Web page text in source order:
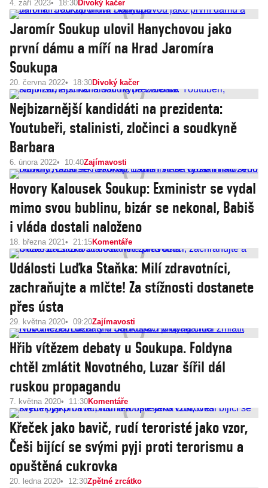
4. září 2023 18:30Divoký kačer
Jaromír Soukup ulovil Hanychovou jako
první dámu a míří na Hrad Jaromíra
Soukupa
20. června 2022 18:30Divoký kačer
Nejbizarnější kandidáti na prezidenta:
Youtubeři, stalinisti, zločinci a soudkyně
Barbara
6. února 2022 10:40Zajímavosti
Hovory Kalousek Soukup: Exministr se vydal
mimo svou bublinu, bizár se nekonal, Babiš
i vláda dostali naloženo
18. března 2021 21:15Komentáře
Události Luďka Staňka: Milí zdravotníci,
zachraňujte a mlčte! Za stížnosti dostanete
přes ústa
29. května 2020 09:20Zajímavosti
Hřib vítězem debaty u Soukupa. Foldyna
chtěl zmlátit Novotného, Luzar šířil dál
ruskou propagandu
7. května 2020 11:30Komentáře
Křeček jako bavič, rudí teroristé jako vzor,
Češi bijící se svými pyji proti terorismu a
opuštěná cukrovka
20. ledna 2020 12:30Zpětné zrcátko